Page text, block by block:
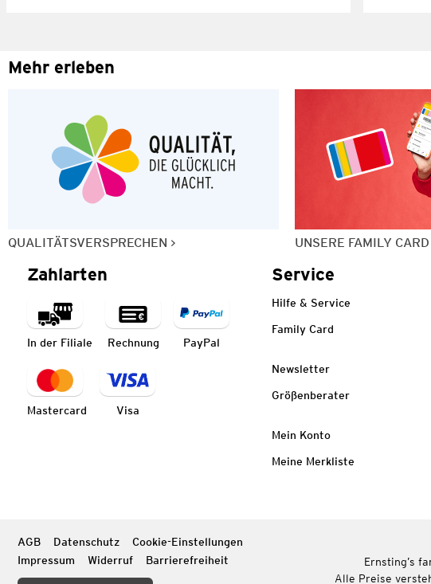
Mehr erleben
QUALITÄTSVERSPRECHEN UNSERE FAMILY CARD
Zahlarten
In der Filiale Rechnung PayPal
Mastercard Visa
Service
Hilfe & Service
Family Card
Newsletter
Größenberater
Mein Konto
Meine Merkliste
AGB Datenschutz
Cookie-Einstellungen
Impressum
Widerruf Barrierefreiheit
Ernsting’s
Alle Preise